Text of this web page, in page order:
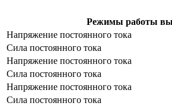
Режимы работы
Напряжение постоянного тока
Сила постоянного тока
Напряжение постоянного тока
Сила постоянного тока
Напряжение постоянного тока
Сила постоянного тока